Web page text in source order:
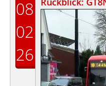
08
02
26